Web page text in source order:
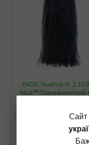
INOIL Nuance N. 2.10
blue™ Перманентний
Сайт